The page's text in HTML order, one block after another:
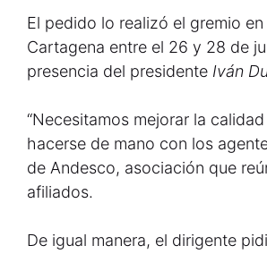
El pedido lo realizó el gremio
Cartagena entre el 26 y 28 de
presencia del presidente Iván
“Necesitamos mejorar la
hacerse de mano con los
de Andesco, asociación que
afiliados.
De igual manera, el dirigente